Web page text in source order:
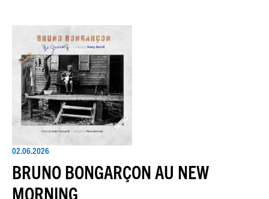
02.06.2026
BRUNO BONGARÇON AU NEW
MORNING